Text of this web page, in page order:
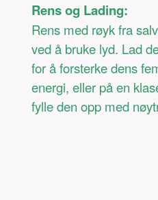
Rens og Lading:
Rens med røyk fra
ved å bruke lyd. Lad
for å forsterke dens
energi, eller på en
fylle den opp med